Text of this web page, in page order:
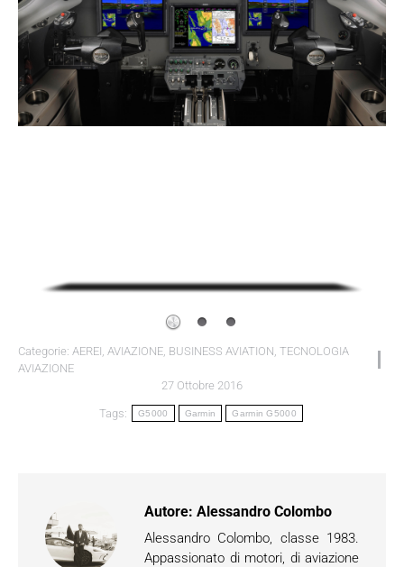
Categorie: AEREI, AVIAZIONE, BUSINESS AVIATION, TECNOLOGIA
AVIAZIONE
27 Ottobre 2016
Tags: G5000 Garmin Garmin G5000
Autore: Alessandro Colombo
Alessandro Colombo, classe 1983.
Appassionato di motori, di aviazione